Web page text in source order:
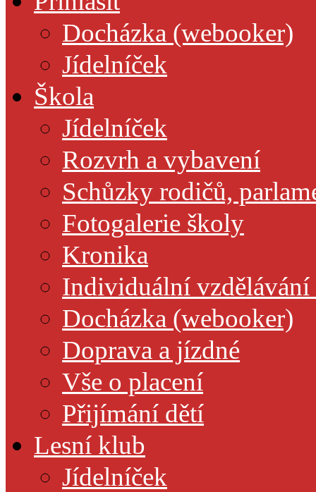
Docházka (webooker)
Jídelníček
Škola
Jídelníček
Rozvrh a vybavení
Schůzky rodičů,
Fotogalerie školy
Kronika
Individuální vzdělávání
Docházka (webooker)
Doprava a jízdné
Vše o placení
Přijímání dětí
Lesní klub
Jídelníček